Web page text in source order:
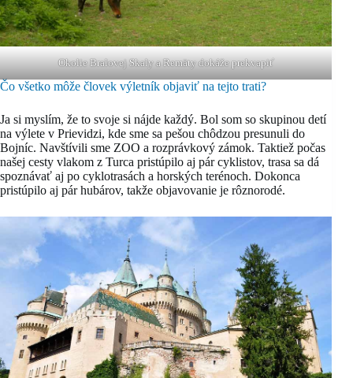
Okolie Bralovej Skaly a Remäty dokáže prekvapiť
Čo všetko môže človek výletník objaviť na tejto trati?
Ja si myslím, že to svoje si nájde každý. Bol som so skupinou detí
na výlete v Prievidzi, kde sme sa pešou chôdzou presunuli do
Bojníc. Navštívili sme ZOO a rozprávkový zámok. Taktiež počas
našej cesty vlakom z Turca pristúpilo aj pár cyklistov, trasa sa dá
spoznávať aj po cyklotrasách a horských terénoch. Dokonca
pristúpilo aj pár hubárov, takže objavovanie je rôznorodé.